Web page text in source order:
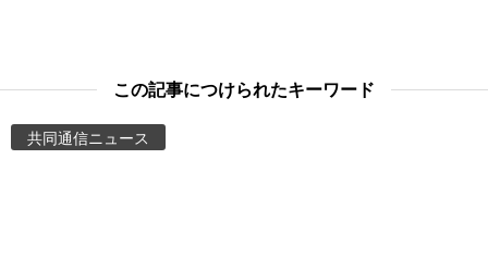
この記事につけられたキーワード
共同通信ニュース